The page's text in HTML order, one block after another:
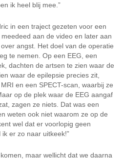
ik heel blij mee.”
in een traject gezeten voor een
aan de video en later aan
angst. Het doel van de operatie
te nemen. Op een EEG, een
dachten de artsen te zien waar de
waar de epilepsie precies zit,
en een SPECT-scan, waarbij ze
op de plek waar de EEG aangaf
zagen ze niets. Dat was een
weten ook niet waarom ze op de
wel dat er voorlopig geen
er zo naar uitkeek!”
maar wellicht dat we daarna